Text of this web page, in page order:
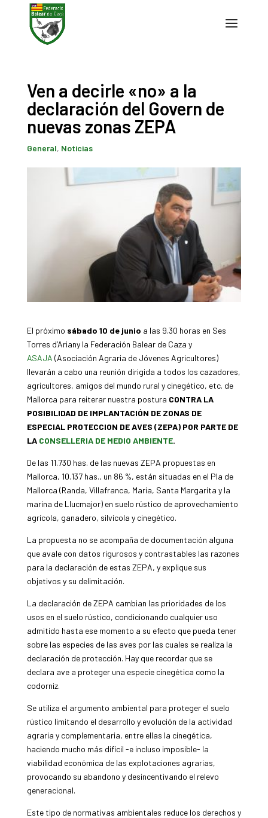
Ven a decirle «no» a la
declaración del Govern de
nuevas zonas ZEPA
General, Noticias
El próximo sábado 10 de junio a las 9.30 horas en Ses
Torres d’Ariany la Federación Balear de Caza y
ASAJA (Asociación Agraria de Jóvenes Agricultores)
llevarán a cabo una reunión dirigida a todos los cazadores,
agricultores, amigos del mundo rural y cinegético, etc. de
Mallorca para reiterar nuestra postura CONTRA LA
POSIBILIDAD DE IMPLANTACIÓN DE ZONAS DE
ESPECIAL PROTECCION DE AVES (ZEPA) POR PARTE DE
LA CONSELLERIA DE MEDIO AMBIENTE.
De las 11.730 has. de las nuevas ZEPA propuestas en
Mallorca, 10.137 has., un 86 %, están situadas en el Pla de
Mallorca (Randa, Villafranca, Maria, Santa Margarita y la
marina de Llucmajor) en suelo rústico de aprovechamiento
agrícola, ganadero, silvícola y cinegético.
La propuesta no se acompaña de documentación alguna
que avale con datos rigurosos y contrastables las razones
para la declaración de estas ZEPA, y explique sus
objetivos y su delimitación.
La declaración de ZEPA cambian las prioridades de los
usos en el suelo rústico, condicionando cualquier uso
admitido hasta ese momento a su efecto que pueda tener
sobre las especies de las aves por las cuales se realiza la
declaración de protección. Hay que recordar que se
declara ave a proteger una especie cinegética como la
codorniz.
Se utiliza el argumento ambiental para proteger el suelo
rústico limitando el desarrollo y evolución de la actividad
agraria y complementaria, entre ellas la cinegética,
haciendo mucho más difícil -e incluso imposible- la
viabilidad económica de las explotaciones agrarias,
provocando su abandono y desincentivando el relevo
generacional.
Este tipo de normativas ambientales reduce los derechos y